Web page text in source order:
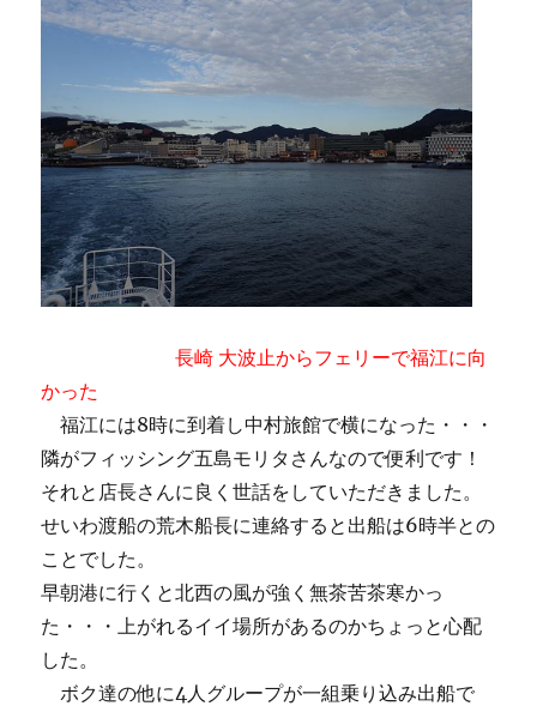
長崎 大波止からフェリーで福江に向
かった
福江には8時に到着し中村旅館で横になった・・・
隣がフィッシング五島モリタさんなので便利です！
それと店長さんに良く世話をしていただきました。
せいわ渡船の荒木船長に連絡すると出船は6時半との
ことでした。
早朝港に行くと北西の風が強く無茶苦茶寒かっ
た・・・上がれるイイ場所があるのかちょっと心配
した。
ボク達の他に4人グループが一組乗り込み出船で